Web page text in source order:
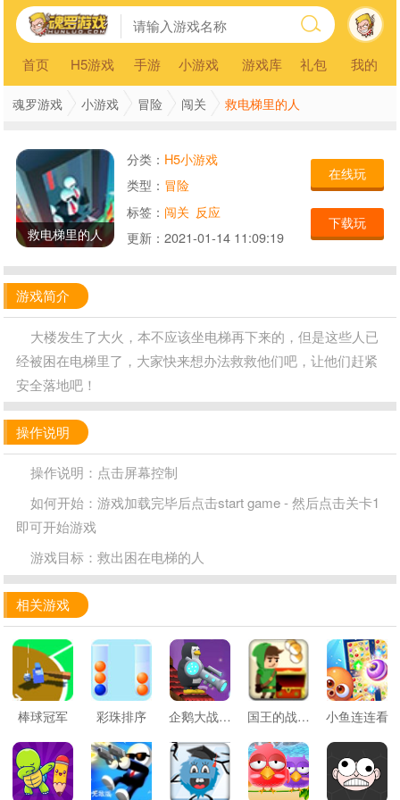
首页 H5游戏 手游 小游戏 游戏库 礼包 我的
魂罗游戏 小游戏 冒险 闯关 救电梯里的人
救电梯里的人
分类： H5小游戏
类型： 冒险
标签： 闯关 反应
更新： 2021-01-14 11:09:19
在线玩
下载玩
游戏简介
大楼发生了大火，本不应该坐电梯再下来的，但是这些人已
经被困在电梯里了，大家快来想办法救救他们吧，让他们赶紧
安全落地吧！
操作说明
操作说明：点击屏幕控制
如何开始：游戏加载完毕后点击start game - 然后点击关卡1
即可开始游戏
游戏目标：救出困在电梯的人
相关游戏
棒球冠军 彩珠排序 企鹅大战雪人 国王的战利品 小鱼连连看